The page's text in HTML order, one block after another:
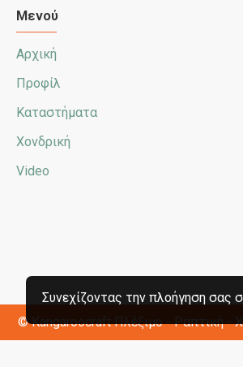
Μενού
Αρχική
Προφίλ
Καταστήματα
Χονδρική
Video
© KangaroocraftΠλέξιμο - Ραπτική -
Συνεχίζοντας την πλοήγηση σας